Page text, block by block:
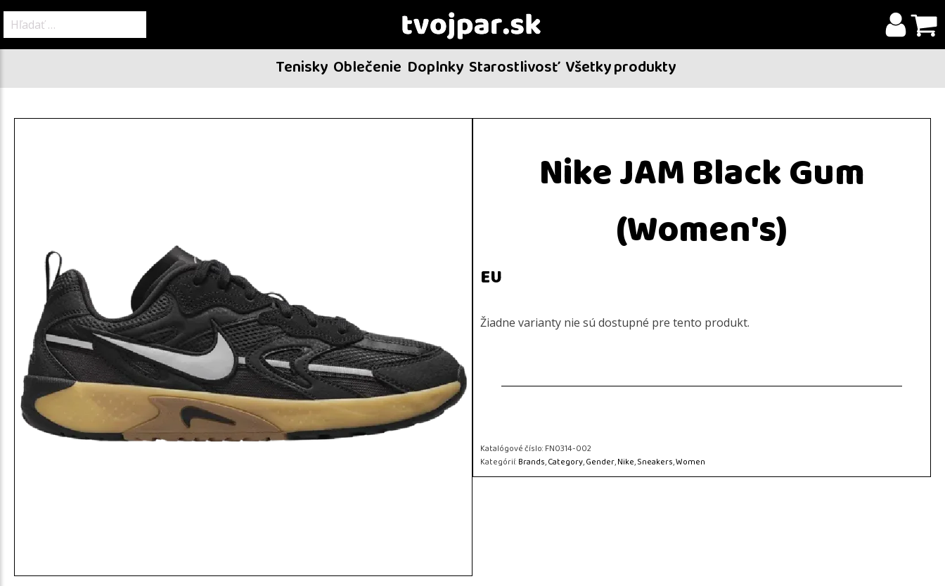
Tenisky Oblečenie Doplnky Starostlivosť Všetky produkty
Nike JAM Black Gum
(Women's)
EU
Žiadne varianty nie sú dostupné pre tento produkt.
Katalógové číslo:FN0314-002
Kategórií:Brands,Category,Gender,Nike,Sneakers,Women